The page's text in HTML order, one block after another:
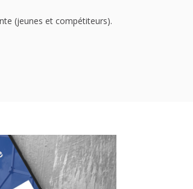
(jeunes et compétiteurs).